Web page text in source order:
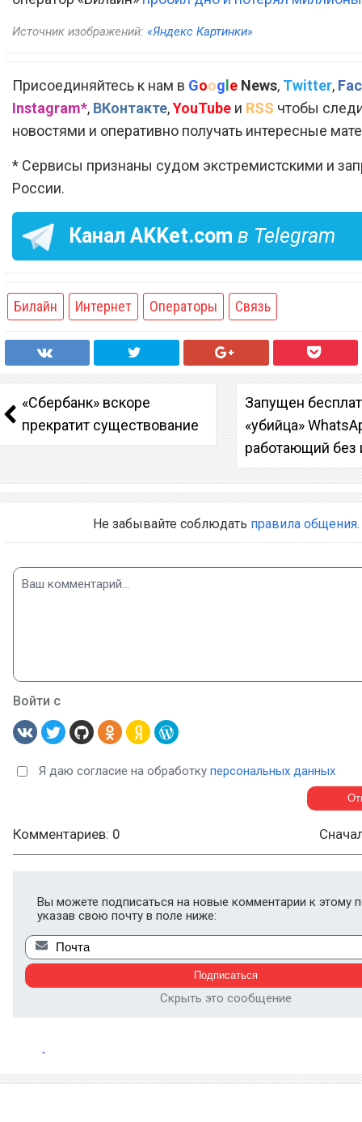
Источник изображений: «Яндекс Картинки»
Присоединяйтесь к нам в Google News, Twitter,
Instagram*, ВКонтакте,YouTube и RSS чтобы
новостями и оперативно получать интересные
* Сервисы признаны судом экстремистскими и
России.
Канал AKKet.com в Telegram
Билайн Интернет Операторы Связь
«Сбербанк» вскоре
прекратит существование
Запущен
«убийца»
работающий без
Не забывайте соблюдать правила общения.
Войти с
Я даю согласие на обработку персональных данных
Комментариев: 0
Вы можете подписаться на новые комментарии к этому
указав свою почту в поле ниже:
Скрыть это сообщение